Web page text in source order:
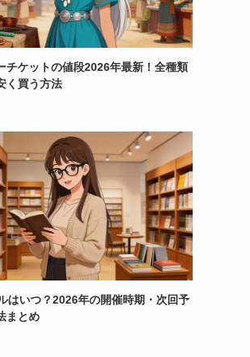
チケットの値段2026年最新！全種類
く買う方法
はいつ？2026年の開催時期・次回予
まとめ